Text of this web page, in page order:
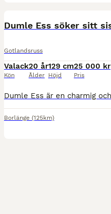
Gotlandsruss
Valack
Kön
20 år
Ålder
129 cm
Höjd
25 000 kr
Pris
Borlänge (125km)